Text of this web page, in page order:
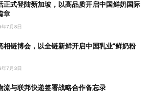
正式登陆新加坡，以高品质开启中国鲜奶国际
章
7月8日
相链博会，以全链新鲜开启中国乳业“鲜奶粉
7月3日
流与联邦快递签署战略合作备忘录